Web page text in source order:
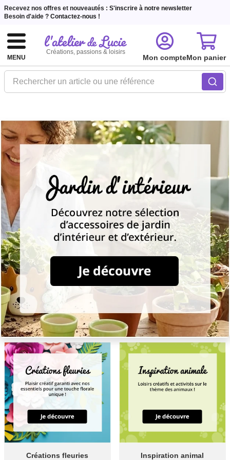
Recevez nos offres et nouveautés : S'inscrire à notre newsletter
Besoin d'aide ? Contactez-nous !
MENU
Créations, passions & loisirs
Rechercher un article ou une référence
Mon compteMon panier
Jardin
d'intérieur
Créations fleuries Inspiration animal